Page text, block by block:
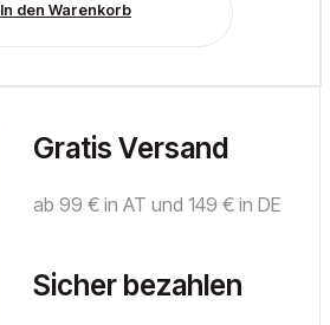
In den Warenkorb
Gratis Versand
ab 99 € in AT und 149 € in DE
Sicher bezahlen